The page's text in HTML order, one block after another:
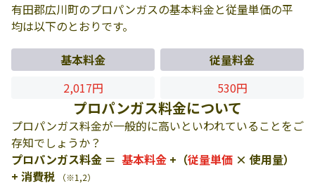
有田郡広川町のプロパンガスの基本料金と従量単価の平
均は以下のとおりです。
基本料金
従量料金
2,017円
530円
プロパンガス料金について
プロパンガス料金が一般的に高いといわれていることをご
存知でしょうか？
プロパンガス料金 ＝ 基本料金 +（従量単価 × 使用量）
+ 消費税
（※1,2）